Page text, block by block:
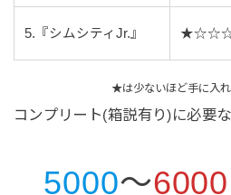
5.『シムシティJr.』
★は少ないほど手に入れ
コンプリート(箱説有り)に必要
5000～6000